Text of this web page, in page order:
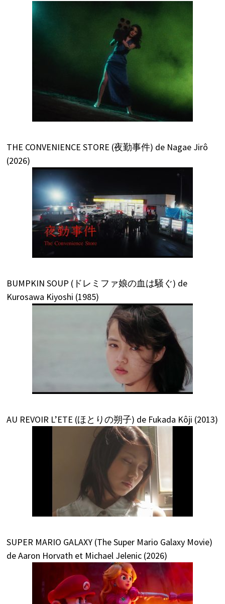
THE CONVENIENCE STORE (夜勤事件) de Nagae Jirô
(2026)
BUMPKIN SOUP (ドレミファ娘の血は騒ぐ) de
Kurosawa Kiyoshi (1985)
AU REVOIR L’ETE (ほとりの朔子) de Fukada Kôji (2013)
SUPER MARIO GALAXY (The Super Mario Galaxy Movie)
de Aaron Horvath et Michael Jelenic (2026)